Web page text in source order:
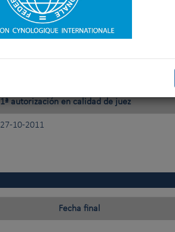
1ª autorización en calidad de juez
27-10-2011
Fecha final